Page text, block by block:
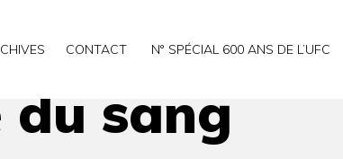
CONTACT N° SPÉCIAL 600 ANS DE L’UFC
du sang